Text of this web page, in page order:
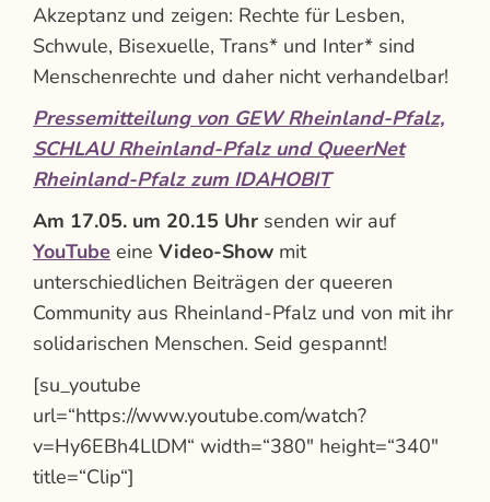
Akzeptanz und zeigen: Rechte für Lesben,
Schwule, Bisexuelle, Trans* und Inter* sind
Menschenrechte und daher nicht verhandelbar!
Pressemitteilung von GEW Rheinland-Pfalz,
SCHLAU Rheinland-Pfalz und QueerNet
Rheinland-Pfalz zum IDAHOBIT
Am 17.05. um 20.15 Uhr senden wir auf
YouTube eine Video-Show mit
unterschiedlichen Beiträgen der queeren
Community aus Rheinland-Pfalz und von mit ihr
solidarischen Menschen. Seid gespannt!
[su_youtube
url=“https://www.youtube.com/watch?
v=Hy6EBh4LlDM“ width=“380″ height=“340″
title=“Clip“]